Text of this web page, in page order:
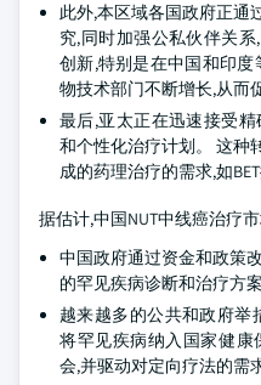
此外,本区域各国政府正通
究,同时加强公私伙伴关
创新,特别是在中国和印
物技术部门不断增长,从而
最后,亚太正在迅速接受
和个性化治疗计划。 这种
成的药理治疗的需求,如
据估计,中国NUT中线癌治疗
中国政府通过资金和政策
的罕见疾病诊断和治疗方
越来越多的公共和政府举
将罕见疾病纳入国家健
会,并驱动对定向疗法的需求